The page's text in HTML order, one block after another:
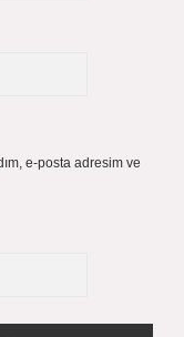
e-posta adresim ve